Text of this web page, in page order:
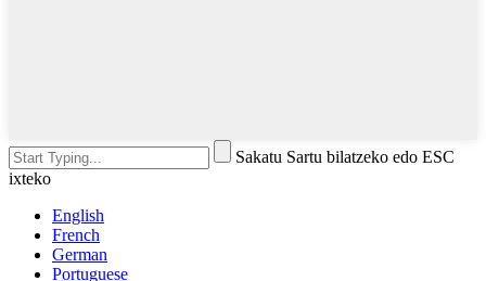
Sakatu Sartu bilatzeko edo ESC
ixteko
English
French
German
Portuguese